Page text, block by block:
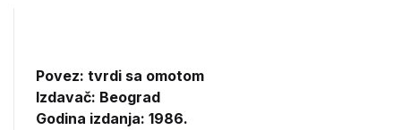
Povez: tvrdi sa omotom
Izdavač: Beograd
Godina izdanja: 1986.